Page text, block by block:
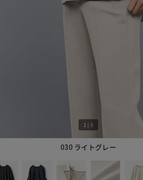
030 ライトグレー
1 | 8